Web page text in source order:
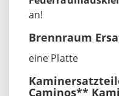
an!
Brennraum
eine Platte
Caminos**